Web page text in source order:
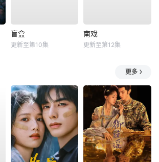
盲盒
更新至第10集
南戏
更新至第12集
更多